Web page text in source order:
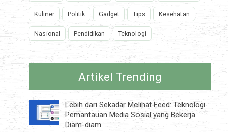
Kuliner Politik Gadget Tips Kesehatan
Nasional Pendidikan Teknologi
Artikel Trending
Lebih dari Sekadar Melihat Feed: Teknologi
Pemantauan Media Sosial yang Bekerja
Diam-diam